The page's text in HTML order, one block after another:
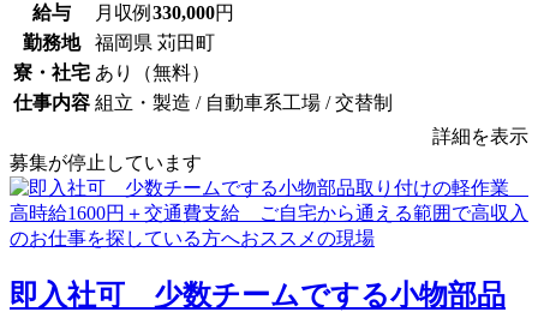
給与 月収例 330,000円
勤務地
福岡県 苅田町
寮・社宅 あり（無料）
仕事内容 組立・製造 / 自動車系工場 / 交替制
詳細を表示
募集が停止しています
即入社可 少数チームでする小物部品